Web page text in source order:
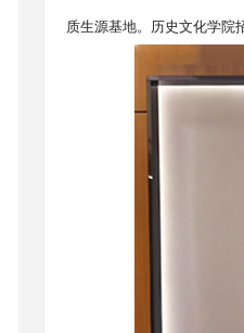
质生源基地。历史文化学院